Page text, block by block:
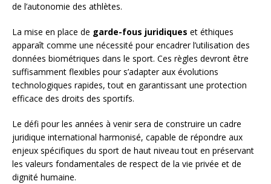
de l’autonomie des athlètes.
La mise en place de garde-fous juridiques et éthiques
apparaît comme une nécessité pour encadrer l’utilisation des
données biométriques dans le sport. Ces règles devront être
suffisamment flexibles pour s’adapter aux évolutions
technologiques rapides, tout en garantissant une protection
efficace des droits des sportifs.
Le défi pour les années à venir sera de construire un cadre
juridique international harmonisé, capable de répondre aux
enjeux spécifiques du sport de haut niveau tout en préservant
les valeurs fondamentales de respect de la vie privée et de
dignité humaine.